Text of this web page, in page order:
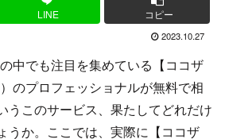
LINE コピー
2023.10.27
中でも注目を集めている【ココザ
のプロフェッショナルが無料で相
うこのサービス、果たしてどれだけ
うか。ここでは、実際に​ 【ココザ